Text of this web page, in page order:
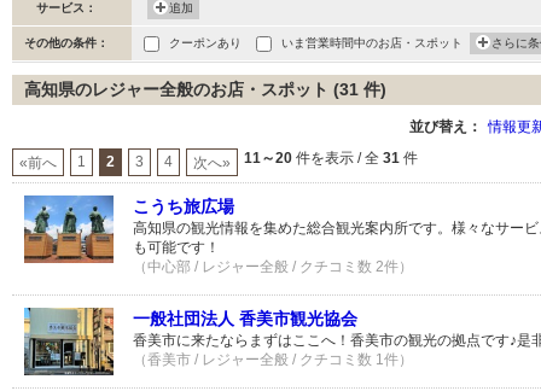
サービス： 追加
その他の条件： クーポンあり いま営業時間中のお店・スポット さらに
高知県のレジャー全般のお店・スポット (31 件)
並び替え： 情報更
«前へ 1 2 3 4 次へ» 11～20 件を表示 / 全 31 件
こうち旅広場
高知県の観光情報を集めた総合観光案内所です。様々なサー
も可能です！
（中心部 / レジャー全般 / クチコミ数 2件）
一般社団法人 香美市観光協会
香美市に来たならまずはここへ！香美市の観光の拠点です♪是
（香美市 / レジャー全般 / クチコミ数 1件）